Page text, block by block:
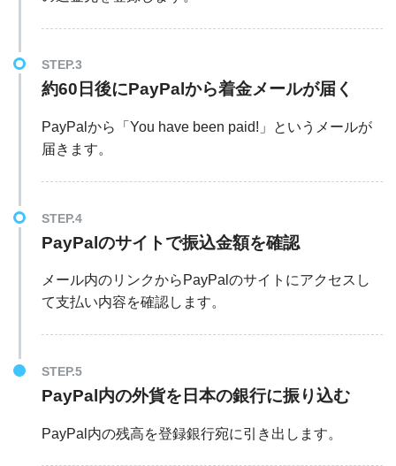
STEP.3
約60日後にPayPalから着金メールが届く
PayPalから「You have been paid!」というメールが
届きます。
STEP.4
PayPalのサイトで振込金額を確認
メール内のリンクからPayPalのサイトにアクセスし
て支払い内容を確認します。
STEP.5
PayPal内の外貨を日本の銀行に振り込む
PayPal内の残高を登録銀行宛に引き出します。